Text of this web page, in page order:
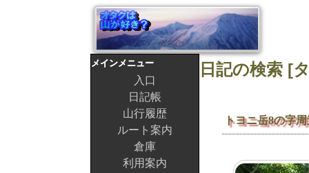
トヨニ岳8の字
メインメニュー
入口
日記帳
山行履歴
ルート案内
倉庫
利用案内